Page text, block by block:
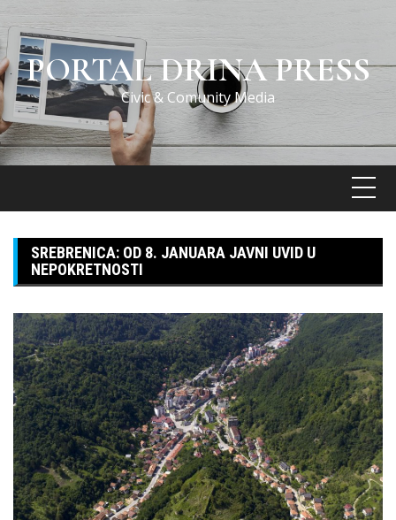
Skip
to
contentPORTAL DRINA PRESS
Civic & Comunity Media
SREBRENICA: OD 8. JANUARA JAVNI UVID U
NEPOKRETNOSTI